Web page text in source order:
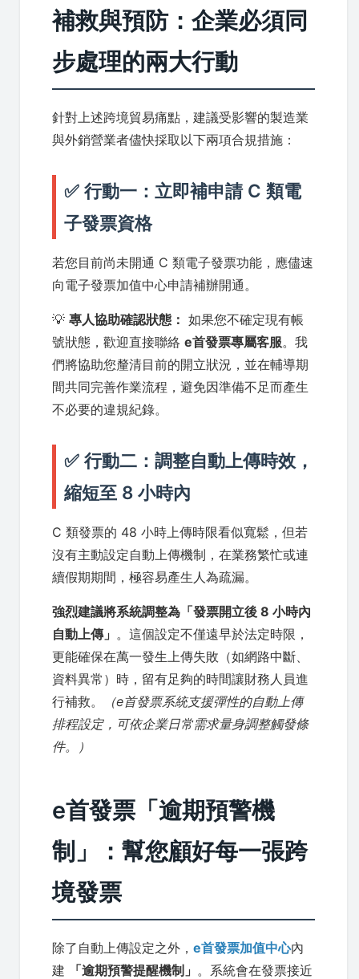
補救與預防：企業必須同
步處理的兩大行動
針對上述跨境貿易痛點，建議受影響的製造業
與外銷營業者儘快採取以下兩項合規措施：
✅ 行動一：立即補申請 C 類電
子發票資格
若您目前尚未開通 C 類電子發票功能，應儘速
向電子發票加值中心申請補辦開通。
💡 專人協助確認狀態： 如果您不確定現有帳
號狀態，歡迎直接聯絡 e首發票專屬客服。我
們將協助您釐清目前的開立狀況，並在輔導期
間共同完善作業流程，避免因準備不足而產生
不必要的違規紀錄。
✅ 行動二：調整自動上傳時效，
縮短至 8 小時內
C 類發票的 48 小時上傳時限看似寬鬆，但若
沒有主動設定自動上傳機制，在業務繁忙或連
續假期期間，極容易產生人為疏漏。
強烈建議將系統調整為「發票開立後 8 小時內
自動上傳」 。這個設定不僅遠早於法定時限，
更能確保在萬一發生上傳失敗（如網路中斷、
資料異常）時，留有足夠的時間讓財務人員進
行補救。
（e首發票系統支援彈性的自動上傳
排程設定，可依企業日常需求量身調整觸發條
件。）
e首發票「逾期預警機
制」：幫您顧好每一張跨
境發票
除了自動上傳設定之外， e首發票加值中心內
建
「逾期預警提醒機制」 。系統會在發票接近